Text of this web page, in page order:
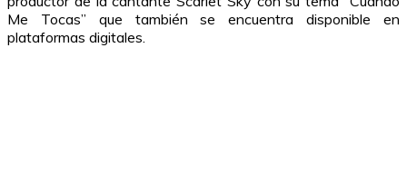
Me Tocas” que también se encuentra disponible en
plataformas digitales.